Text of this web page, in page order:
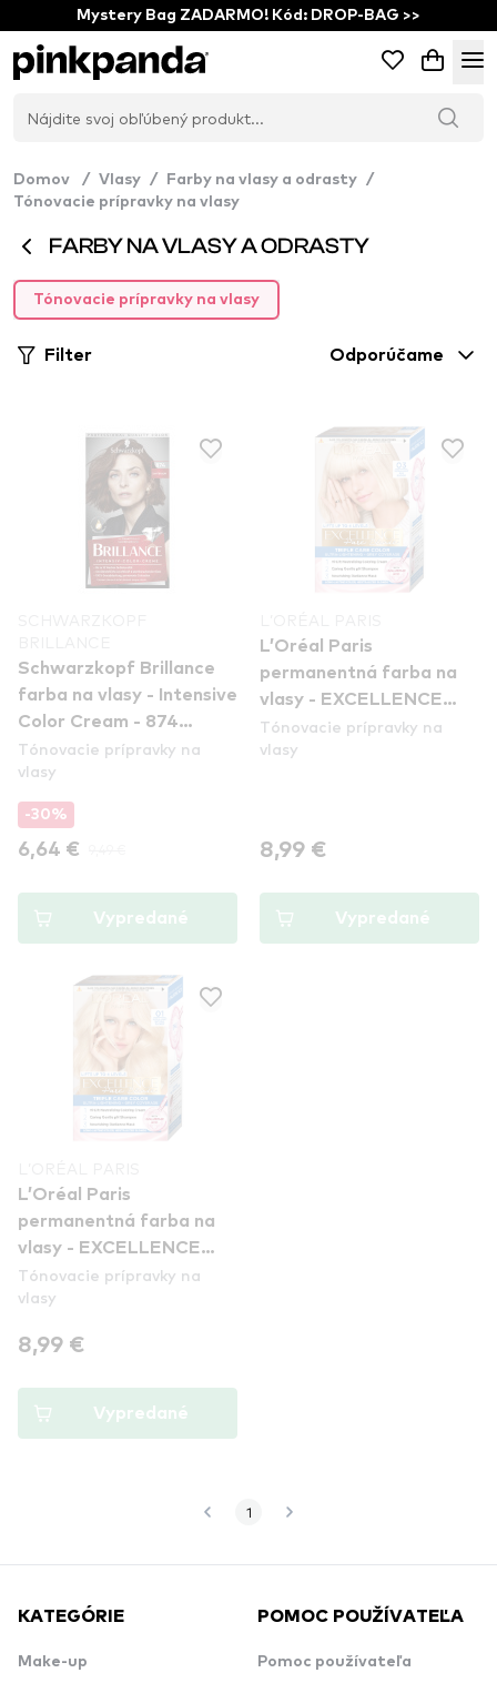
Mystery Bag ZADARMO! Kód: DROP-BAG >>
Domov / Vlasy / Farby na vlasy a odrasty /
Tónovacie prípravky na vlasy
FARBY NA VLASY A ODRASTY
Tónovacie prípravky na vlasy
Filter Odporúčame
Schwarzkopf Brillance
farba na vlasy - Intensive
Color Cream - 874
Velvet Brown //
Poškodený tovar
Tónovacie prípravky na
vlasy
-30%
6,64 €
Vypredané
L’Oréal Paris
permanentná farba na
vlasy - EXCELLENCE
Pure Blonde - 03 Ultra-
Light Ash Blonde
Tónovacie prípravky na
vlasy
8,99 €
Vypredané
L’Oréal Paris
permanentná farba na
vlasy - EXCELLENCE
Pure Blonde - 01 Ultra-
Light Natural Blonde
Tónovacie prípravky na
vlasy
8,99 €
Vypredané
1
KATEGÓRIE
Make-up
POMOC POUŽÍVATEĽA
Pomoc používateľa